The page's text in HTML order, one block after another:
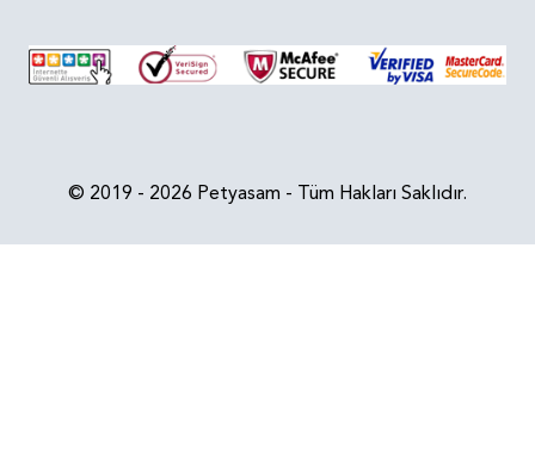
© 2019 - 2026 Petyasam - Tüm Hakları Saklıdır.